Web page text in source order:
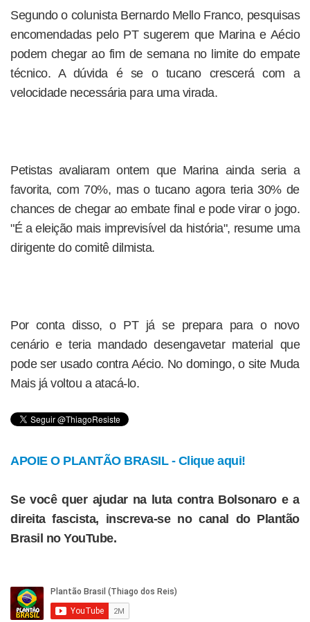
Segundo o colunista Bernardo Mello Franco, pesquisas
encomendadas pelo PT sugerem que Marina e Aécio
podem chegar ao fim de semana no limite do empate
técnico. A dúvida é se o tucano crescerá com a
velocidade necessária para uma virada.
Petistas avaliaram ontem que Marina ainda seria a
favorita, com 70%, mas o tucano agora teria 30% de
chances de chegar ao embate final e pode virar o jogo.
"É a eleição mais imprevisível da história", resume uma
dirigente do comitê dilmista.
Por conta disso, o PT já se prepara para o novo
cenário e teria mandado desengavetar material que
pode ser usado contra Aécio. No domingo, o site Muda
Mais já voltou a atacá-lo.
APOIE O PLANTÃO BRASIL - Clique aqui!
Se você quer ajudar na luta contra Bolsonaro e a
direita fascista, inscreva-se no canal do Plantão
Brasil no YouTube.